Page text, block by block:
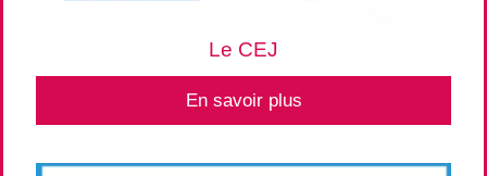
Le CEJ
En savoir plus